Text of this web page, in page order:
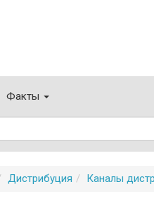
Факты
Дистрибуция Каналы